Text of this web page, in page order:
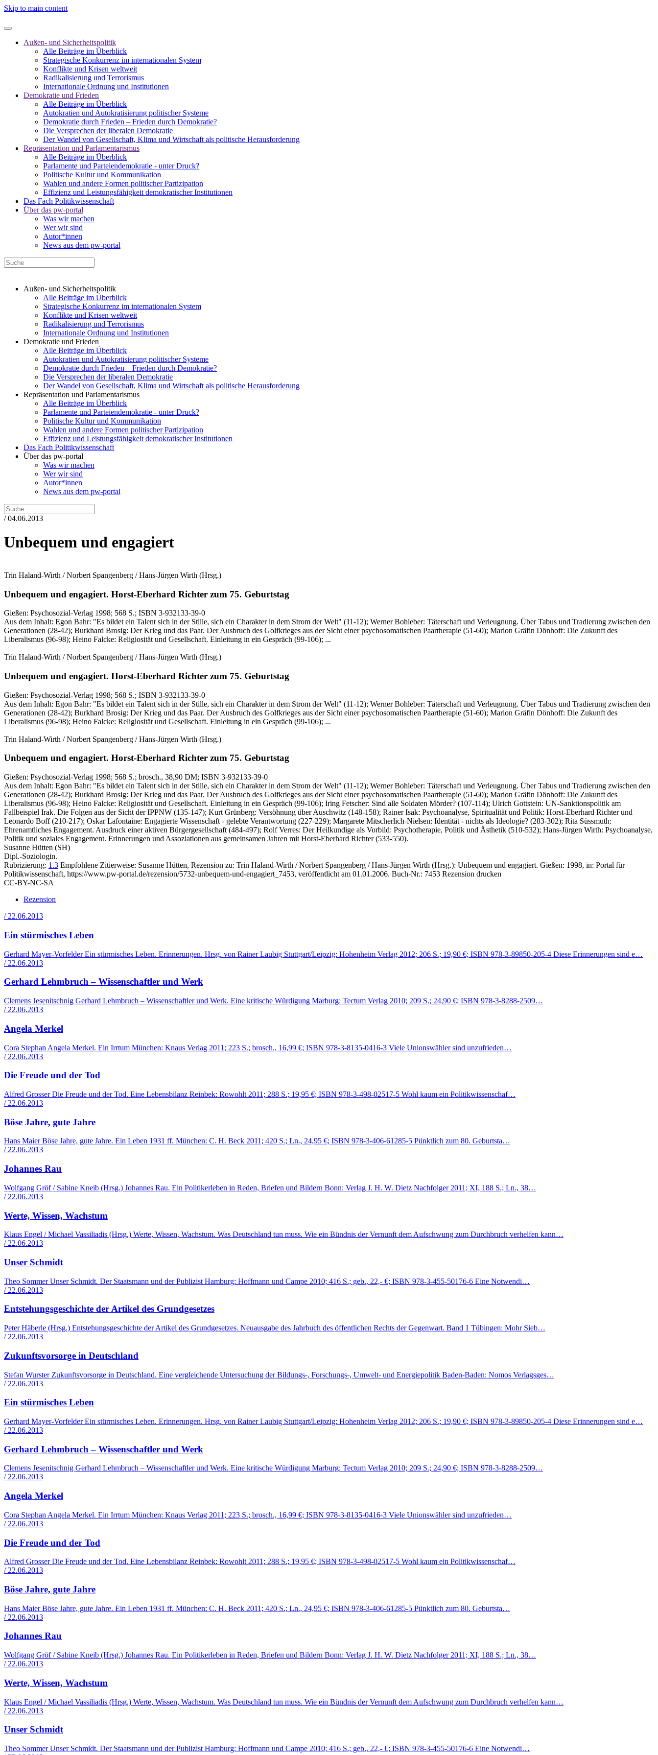
Skip to main content
Außen- und Sicherheitspolitik
Alle Beiträge im Überblick
Strategische Konkurrenz im internationalen System
Konflikte und Krisen weltweit
Radikalisierung und Terrorismus
Internationale Ordnung und Institutionen
Demokratie und Frieden
Alle Beiträge im Überblick
Autokratien und Autokratisierung politischer Systeme
Demokratie durch Frieden – Frieden durch Demokratie?
Die Versprechen der liberalen Demokratie
Der Wandel von Gesellschaft, Klima und Wirtschaft als politische Herausforderung
Repräsentation und Parlamentarismus
Alle Beiträge im Überblick
Parlamente und Parteiendemokratie - unter Druck?
Politische Kultur und Kommunikation
Wahlen und andere Formen politischer Partizipation
Effizienz und Leistungsfähigkeit demokratischer Institutionen
Das Fach Politikwissenschaft
Über das pw-portal
Was wir machen
Wer wir sind
Autor*innen
News aus dem pw-portal
Außen- und Sicherheitspolitik
Alle Beiträge im Überblick
Strategische Konkurrenz im internationalen System
Konflikte und Krisen weltweit
Radikalisierung und Terrorismus
Internationale Ordnung und Institutionen
Demokratie und Frieden
Alle Beiträge im Überblick
Autokratien und Autokratisierung politischer Systeme
Demokratie durch Frieden – Frieden durch Demokratie?
Die Versprechen der liberalen Demokratie
Der Wandel von Gesellschaft, Klima und Wirtschaft als politische Herausforderung
Repräsentation und Parlamentarismus
Alle Beiträge im Überblick
Parlamente und Parteiendemokratie - unter Druck?
Politische Kultur und Kommunikation
Wahlen und andere Formen politischer Partizipation
Effizienz und Leistungsfähigkeit demokratischer Institutionen
Das Fach Politikwissenschaft
Über das pw-portal
Was wir machen
Wer wir sind
Autor*innen
News aus dem pw-portal
/ 04.06.2013
Unbequem und engagiert
Trin Haland-Wirth / Norbert Spangenberg / Hans-Jürgen Wirth (Hrsg.)
Unbequem und engagiert. Horst-Eberhard Richter zum 75. Geburtstag
Gießen: Psychosozial-Verlag 1998; 568 S.; ISBN 3-932133-39-0
Aus dem Inhalt: Egon Bahr: "Es bildet ein Talent sich in der Stille, sich ein Charakter in dem Strom der Welt" (11-12); Werner Bohleber: Täterschaft und Verleugnung. Über Tabus und Tradierung zwischen den
Generationen (28-42); Burkhard Brosig: Der Krieg und das Paar. Der Ausbruch des Golfkrieges aus der Sicht einer psychosomatischen Paartherapie (51-60); Marion Gräfin Dönhoff: Die Zukunft des
Liberalismus (96-98); Heino Falcke: Religiosität und Gesellschaft. Einleitung in ein Gespräch (99-106); ...
Trin Haland-Wirth / Norbert Spangenberg / Hans-Jürgen Wirth (Hrsg.)
Unbequem und engagiert. Horst-Eberhard Richter zum 75. Geburtstag
Gießen: Psychosozial-Verlag 1998; 568 S.; ISBN 3-932133-39-0
Aus dem Inhalt: Egon Bahr: "Es bildet ein Talent sich in der Stille, sich ein Charakter in dem Strom der Welt" (11-12); Werner Bohleber: Täterschaft und Verleugnung. Über Tabus und Tradierung zwischen den
Generationen (28-42); Burkhard Brosig: Der Krieg und das Paar. Der Ausbruch des Golfkrieges aus der Sicht einer psychosomatischen Paartherapie (51-60); Marion Gräfin Dönhoff: Die Zukunft des
Liberalismus (96-98); Heino Falcke: Religiosität und Gesellschaft. Einleitung in ein Gespräch (99-106); ...
Trin Haland-Wirth / Norbert Spangenberg / Hans-Jürgen Wirth (Hrsg.)
Unbequem und engagiert. Horst-Eberhard Richter zum 75. Geburtstag
Gießen: Psychosozial-Verlag 1998; 568 S.; brosch., 38,90 DM; ISBN 3-932133-39-0
Aus dem Inhalt: Egon Bahr: "Es bildet ein Talent sich in der Stille, sich ein Charakter in dem Strom der Welt" (11-12); Werner Bohleber: Täterschaft und Verleugnung. Über Tabus und Tradierung zwischen den
Generationen (28-42); Burkhard Brosig: Der Krieg und das Paar. Der Ausbruch des Golfkrieges aus der Sicht einer psychosomatischen Paartherapie (51-60); Marion Gräfin Dönhoff: Die Zukunft des
Liberalismus (96-98); Heino Falcke: Religiosität und Gesellschaft. Einleitung in ein Gespräch (99-106); Iring Fetscher: Sind alle Soldaten Mörder? (107-114); Ulrich Gottstein: UN-Sanktionspolitik am
Fallbeispiel Irak. Die Folgen aus der Sicht der IPPNW (135-147); Kurt Grünberg: Versöhnung über Auschwitz (148-158); Rainer Isak: Psychoanalyse, Spiritualität und Politik: Horst-Eberhard Richter und
Leonardo Boff (210-217); Oskar Lafontaine: Engagierte Wissenschaft - gelebte Verantwortung (227-229); Margarete Mitscherlich-Nielsen: Identität - nichts als Ideologie? (283-302); Rita Süssmuth:
Ehrenamtliches Engagement. Ausdruck einer aktiven Bürgergesellschaft (484-497); Rolf Verres: Der Heilkundige als Vorbild: Psychotherapie, Politik und Ästhetik (510-532); Hans-Jürgen Wirth: Psychoanalyse,
Politik und soziales Engagement. Erinnerungen und Assoziationen aus gemeinsamen Jahren mit Horst-Eberhard Richter (533-550).
Susanne Hütten (SH)
Dipl.-Soziologin.
Rubrizierung: 1.3 Empfohlene Zitierweise: Susanne Hütten, Rezension zu: Trin Haland-Wirth / Norbert Spangenberg / Hans-Jürgen Wirth (Hrsg.): Unbequem und engagiert. Gießen: 1998, in: Portal für
Politikwissenschaft, https://www.pw-portal.de/rezension/5732-unbequem-und-engagiert_7453, veröffentlicht am 01.01.2006. Buch-Nr.: 7453 Rezension drucken
CC-BY-NC-SA
Rezension
/ 22.06.2013
Ein stürmisches Leben
Gerhard Mayer-Vorfelder Ein stürmisches Leben. Erinnerungen. Hrsg. von Rainer Laubig Stuttgart/Leipzig: Hohenheim Verlag 2012; 206 S.; 19,90 €; ISBN 978-3-89850-205-4 Diese Erinnerungen sind e…
/ 22.06.2013
Gerhard Lehmbruch – Wissenschaftler und Werk
Clemens Jesenitschnig Gerhard Lehmbruch – Wissenschaftler und Werk. Eine kritische Würdigung Marburg: Tectum Verlag 2010; 209 S.; 24,90 €; ISBN 978-3-8288-2509…
/ 22.06.2013
Angela Merkel
Cora Stephan Angela Merkel. Ein Irrtum München: Knaus Verlag 2011; 223 S.; brosch., 16,99 €; ISBN 978-3-8135-0416-3 Viele Unionswähler sind unzufrieden…
/ 22.06.2013
Die Freude und der Tod
Alfred Grosser Die Freude und der Tod. Eine Lebensbilanz Reinbek: Rowohlt 2011; 288 S.; 19,95 €; ISBN 978-3-498-02517-5 Wohl kaum ein Politikwissenschaf…
/ 22.06.2013
Böse Jahre, gute Jahre
Hans Maier Böse Jahre, gute Jahre. Ein Leben 1931 ff. München: C. H. Beck 2011; 420 S.; Ln., 24,95 €; ISBN 978-3-406-61285-5 Pünktlich zum 80. Geburtsta…
/ 22.06.2013
Johannes Rau
Wolfgang Gröf / Sabine Kneib (Hrsg.) Johannes Rau. Ein Politikerleben in Reden, Briefen und Bildern Bonn: Verlag J. H. W. Dietz Nachfolger 2011; XI, 188 S.; Ln., 38…
/ 22.06.2013
Werte, Wissen, Wachstum
Klaus Engel / Michael Vassiliadis (Hrsg.) Werte, Wissen, Wachstum. Was Deutschland tun muss. Wie ein Bündnis der Vernunft dem Aufschwung zum Durchbruch verhelfen kann…
/ 22.06.2013
Unser Schmidt
Theo Sommer Unser Schmidt. Der Staatsmann und der Publizist Hamburg: Hoffmann und Campe 2010; 416 S.; geb., 22,- €; ISBN 978-3-455-50176-6 Eine Notwendi…
/ 22.06.2013
Entstehungsgeschichte der Artikel des Grundgesetzes
Peter Häberle (Hrsg.) Entstehungsgeschichte der Artikel des Grundgesetzes. Neuausgabe des Jahrbuch des öffentlichen Rechts der Gegenwart. Band 1 Tübingen: Mohr Sieb…
/ 22.06.2013
Zukunftsvorsorge in Deutschland
Stefan Wurster Zukunftsvorsorge in Deutschland. Eine vergleichende Untersuchung der Bildungs-, Forschungs-, Umwelt- und Energiepolitik Baden-Baden: Nomos Verlagsges…
/ 22.06.2013
Ein stürmisches Leben
Gerhard Mayer-Vorfelder Ein stürmisches Leben. Erinnerungen. Hrsg. von Rainer Laubig Stuttgart/Leipzig: Hohenheim Verlag 2012; 206 S.; 19,90 €; ISBN 978-3-89850-205-4 Diese Erinnerungen sind e…
/ 22.06.2013
Gerhard Lehmbruch – Wissenschaftler und Werk
Clemens Jesenitschnig Gerhard Lehmbruch – Wissenschaftler und Werk. Eine kritische Würdigung Marburg: Tectum Verlag 2010; 209 S.; 24,90 €; ISBN 978-3-8288-2509…
/ 22.06.2013
Angela Merkel
Cora Stephan Angela Merkel. Ein Irrtum München: Knaus Verlag 2011; 223 S.; brosch., 16,99 €; ISBN 978-3-8135-0416-3 Viele Unionswähler sind unzufrieden…
/ 22.06.2013
Die Freude und der Tod
Alfred Grosser Die Freude und der Tod. Eine Lebensbilanz Reinbek: Rowohlt 2011; 288 S.; 19,95 €; ISBN 978-3-498-02517-5 Wohl kaum ein Politikwissenschaf…
/ 22.06.2013
Böse Jahre, gute Jahre
Hans Maier Böse Jahre, gute Jahre. Ein Leben 1931 ff. München: C. H. Beck 2011; 420 S.; Ln., 24,95 €; ISBN 978-3-406-61285-5 Pünktlich zum 80. Geburtsta…
/ 22.06.2013
Johannes Rau
Wolfgang Gröf / Sabine Kneib (Hrsg.) Johannes Rau. Ein Politikerleben in Reden, Briefen und Bildern Bonn: Verlag J. H. W. Dietz Nachfolger 2011; XI, 188 S.; Ln., 38…
/ 22.06.2013
Werte, Wissen, Wachstum
Klaus Engel / Michael Vassiliadis (Hrsg.) Werte, Wissen, Wachstum. Was Deutschland tun muss. Wie ein Bündnis der Vernunft dem Aufschwung zum Durchbruch verhelfen kann…
/ 22.06.2013
Unser Schmidt
Theo Sommer Unser Schmidt. Der Staatsmann und der Publizist Hamburg: Hoffmann und Campe 2010; 416 S.; geb., 22,- €; ISBN 978-3-455-50176-6 Eine Notwendi…